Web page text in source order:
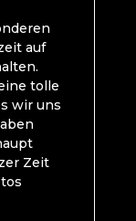
auf
tolle
wir uns
Zeit